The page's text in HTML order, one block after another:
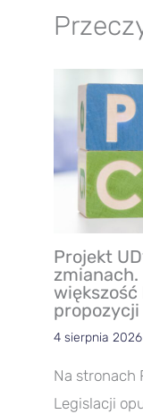
Projekt
propozycji
4 sierpnia 2026
Na stronach
Legislacji